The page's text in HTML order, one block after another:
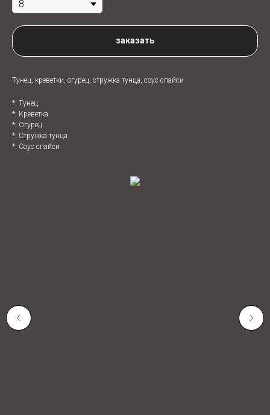
заказать
Тунец, креветки, огурец, стружка тунца, соус спайси
*: Тунец
*: Креветка
*: Огурец
*: Стружка тунца
*: Соус спайси